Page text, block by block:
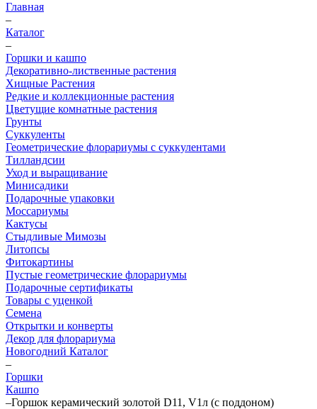
Главная
–
Каталог
–
Горшки и кашпо
Декоративно-лиственные растения
Хищные Растения
Редкие и коллекционные растения
Цветущие комнатные растения
Грунты
Суккуленты
Геометрические флорариумы с суккулентами
Тилландсии
Уход и выращивание
Минисадики
Подарочные упаковки
Моссариумы
Кактусы
Стыдливые Мимозы
Литопсы
Фитокартины
Пустые геометрические флорариумы
Подарочные сертификаты
Товары с уценкой
Семена
Открытки и конверты
Декор для флорариума
Новогодний Каталог
–
Горшки
Кашпо
–Горшок керамический золотой D11, V1л (с поддоном)